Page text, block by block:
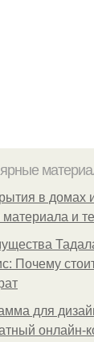
в домах
и
Почему
для
онлайн-